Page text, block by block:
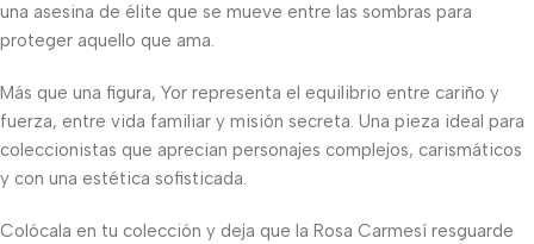
una asesina de élite que se mueve entre las sombras para
proteger aquello que ama.
Más que una figura, Yor representa el equilibrio entre cariño y
fuerza, entre vida familiar y misión secreta. Una pieza ideal para
coleccionistas que aprecian personajes complejos, carismáticos
y con una estética sofisticada.
Colócala en tu colección y deja que la Rosa Carmesí resguarde